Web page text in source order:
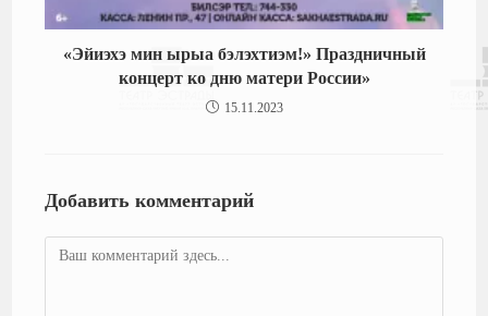
«Эйиэхэ мин ырыа бэлэхтиэм!» Праздничный
концерт ко дню матери России»
15.11.2023
Добавить комментарий